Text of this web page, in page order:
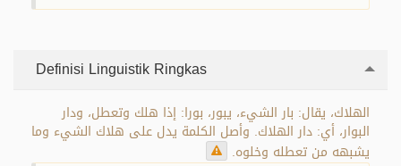
Definisi Linguistik Ringkas
الهلاك، يقال: بار الشيء، يبور، بورا: إذا هلك وتعطل، ودار
البوار، أي: دار الهلاك. وأصل الكلمة يدل على هلاك الشيء وما
يشبهه من تعطله وخلوه.